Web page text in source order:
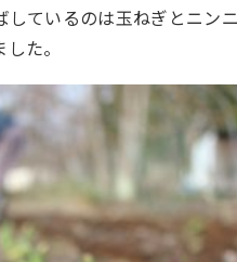
ているのは玉ねぎとニン
た。